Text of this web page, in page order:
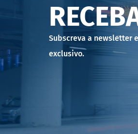
Subscreva a newsletter
exclusivo.